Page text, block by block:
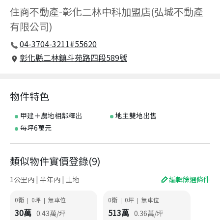
住商不動產-彰化二林中科加盟店(弘城不動產
有限公司)
04-3704-3211#55620
彰化縣二林鎮斗苑路四段589號
物件特色
甲建＋農地相鄰釋出
地主雙地出售
每坪6萬元
類似物件實價登錄(9)
1公里內 | 半年內 | 土地 編輯篩選條件
0衛 | 0坪 | 無車位
30萬 0.43萬/坪
0衛 | 0坪 | 無車位
513萬 0.36萬/坪